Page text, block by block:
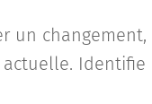
un
Identifie